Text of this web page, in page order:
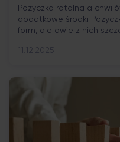
Pożyczka ratalna a
dodatkowe środki
form, ale dwie z nich
rozwiązania służą temu
mechanizmem spłaty,
11.12.2025